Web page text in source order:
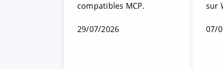
compatibles MCP.
29/07/2026
sur
07/